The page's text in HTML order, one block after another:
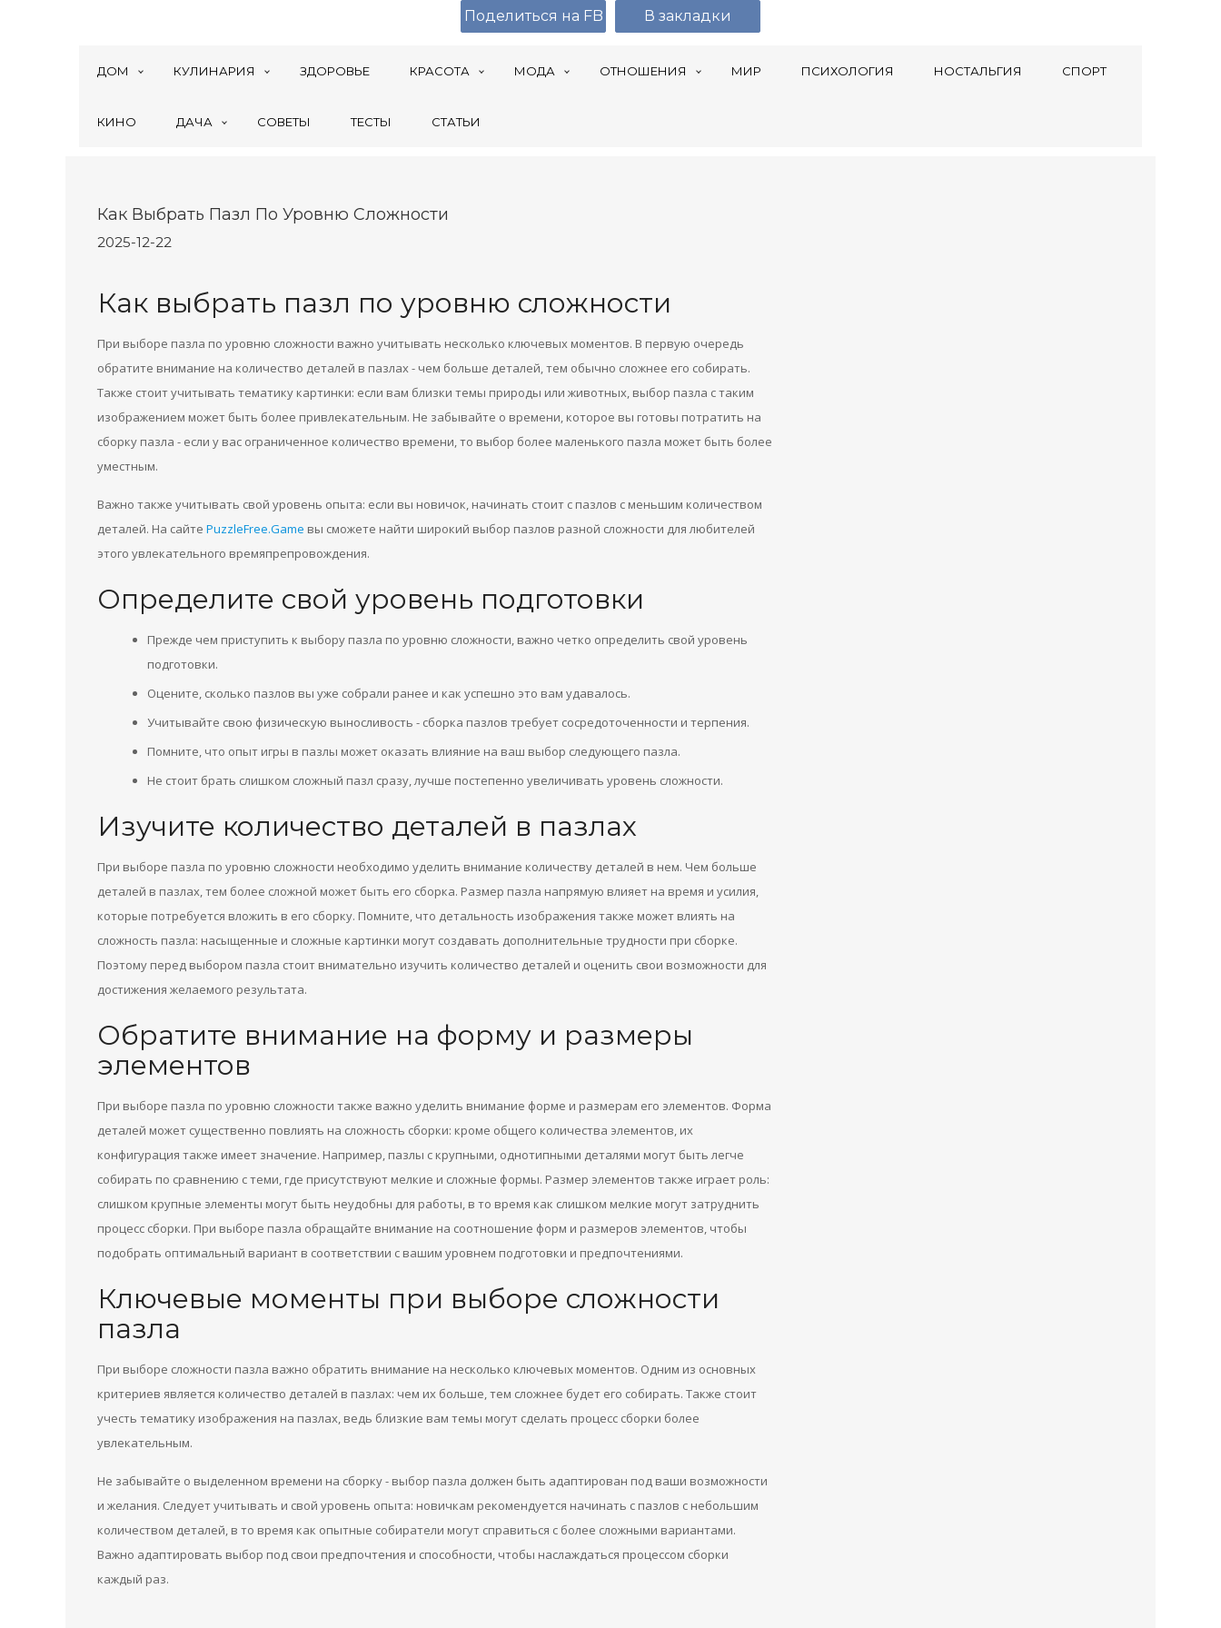
ДОМ КУЛИНАРИЯ ЗДОРОВЬЕ КРАСОТА МОДА ОТНОШЕНИЯ МИР ПСИХОЛОГИЯ НОСТАЛЬГИЯ СПОРТ
КИНО ДАЧА СОВЕТЫ ТЕСТЫ СТАТЬИ
Как Выбрать Пазл По Уровню Сложности
2025-12-22
Как выбрать пазл по уровню сложности
При выборе пазла по уровню сложности важно учитывать несколько ключевых моментов. В первую очередь
обратите внимание на количество деталей в пазлах - чем больше деталей, тем обычно сложнее его собирать.
Также стоит учитывать тематику картинки: если вам близки темы природы или животных, выбор пазла с таким
изображением может быть более привлекательным. Не забывайте о времени, которое вы готовы потратить на
сборку пазла - если у вас ограниченное количество времени, то выбор более маленького пазла может быть более
уместным.
Важно также учитывать свой уровень опыта: если вы новичок, начинать стоит с пазлов с меньшим количеством
деталей. На сайте PuzzleFree.Game вы сможете найти широкий выбор пазлов разной сложности для любителей
этого увлекательного времяпрепровождения.
Определите свой уровень подготовки
Прежде чем приступить к выбору пазла по уровню сложности, важно четко определить свой уровень
подготовки.
Оцените, сколько пазлов вы уже собрали ранее и как успешно это вам удавалось.
Учитывайте свою физическую выносливость - сборка пазлов требует сосредоточенности и терпения.
Помните, что опыт игры в пазлы может оказать влияние на ваш выбор следующего пазла.
Не стоит брать слишком сложный пазл сразу, лучше постепенно увеличивать уровень сложности.
Изучите количество деталей в пазлах
При выборе пазла по уровню сложности необходимо уделить внимание количеству деталей в нем. Чем больше
деталей в пазлах, тем более сложной может быть его сборка. Размер пазла напрямую влияет на время и усилия,
которые потребуется вложить в его сборку. Помните, что детальность изображения также может влиять на
сложность пазла: насыщенные и сложные картинки могут создавать дополнительные трудности при сборке.
Поэтому перед выбором пазла стоит внимательно изучить количество деталей и оценить свои возможности для
достижения желаемого результата.
Обратите внимание на форму и размеры
элементов
При выборе пазла по уровню сложности также важно уделить внимание форме и размерам его элементов. Форма
деталей может существенно повлиять на сложность сборки: кроме общего количества элементов, их
конфигурация также имеет значение. Например, пазлы с крупными, однотипными деталями могут быть легче
собирать по сравнению с теми, где присутствуют мелкие и сложные формы. Размер элементов также играет роль:
слишком крупные элементы могут быть неудобны для работы, в то время как слишком мелкие могут затруднить
процесс сборки. При выборе пазла обращайте внимание на соотношение форм и размеров элементов, чтобы
подобрать оптимальный вариант в соответствии с вашим уровнем подготовки и предпочтениями.
Ключевые моменты при выборе сложности
пазла
При выборе сложности пазла важно обратить внимание на несколько ключевых моментов. Одним из основных
критериев является количество деталей в пазлах: чем их больше, тем сложнее будет его собирать. Также стоит
учесть тематику изображения на пазлах, ведь близкие вам темы могут сделать процесс сборки более
увлекательным.
Не забывайте о выделенном времени на сборку - выбор пазла должен быть адаптирован под ваши возможности
и желания. Следует учитывать и свой уровень опыта: новичкам рекомендуется начинать с пазлов с небольшим
количеством деталей, в то время как опытные собиратели могут справиться с более сложными вариантами.
Важно адаптировать выбор под свои предпочтения и способности, чтобы наслаждаться процессом сборки
каждый раз.
Поделиться на FB В закладки